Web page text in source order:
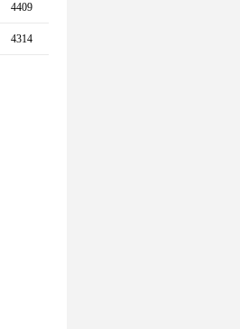
4409
4314